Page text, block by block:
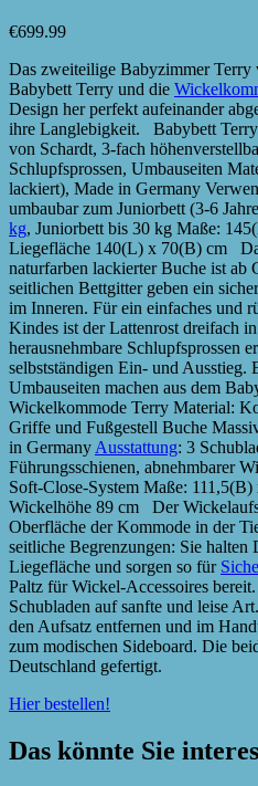
€699.99
Das zweiteilige Babyzimmer Terry
Babybett Terry und die
Design her perfekt aufeinander
ihre Langlebigkeit. Babybett
von Schardt, 3-fach
Schlupfsprossen, Umbauseiten
lackiert), Made in Germany
umbaubar zum Juniorbett (3-6
kg, Juniorbett bis 30 kg Maße:
Liegefläche 140(L) x 70(B) cm
naturfarben lackierter Buche ist ab
seitlichen Bettgitter geben ein
im Inneren. Für ein einfaches und
Kindes ist der Lattenrost dreifach
herausnehmbare Schlupfsprossen
selbstständigen Ein- und
Umbauseiten machen aus dem
Wickelkommode Terry Material:
Griffe und Fußgestell Buche
in Germany Ausstattung: 3
Führungsschienen, abnehmbarer
Soft-Close-System Maße:
Wickelhöhe 89 cm Der
Oberfläche der Kommode in der
seitliche Begrenzungen: Sie halten
Liegefläche und sorgen so für
Paltz für Wickel-Accessoires
Schubladen auf sanfte und leise
den Aufsatz entfernen und im
zum modischen Sideboard. Die
Deutschland gefertigt.
Hier bestellen!
Das könnte Sie